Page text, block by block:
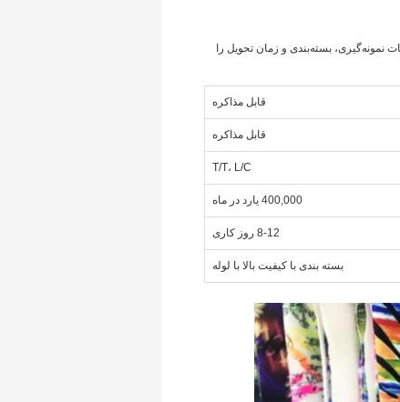
نمونه‌گیری، بسته‌بندی و زمان تحویل را
قابل مذاکره
قابل مذاکره
T/T، L/C
400,000 یارد در ماه
8-12 روز کاری
بسته بندی با کیفیت بالا با لوله